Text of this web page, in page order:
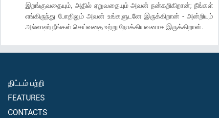
இறங்குவதையும், அதில் ஏறுவதையும் அவன் நன்கறிகிறான்; நீங்கள்
எங்கிருந்து போதிலும் அவன் உங்களுடனே இருக்கிறான் - அன்றியும்
அல்லாஹ் நீங்கள் செய்வதை உற்று நோக்கியவனாக இருக்கிறான்.
திட்டம் பற்றி
FEATURES
CONTACTS